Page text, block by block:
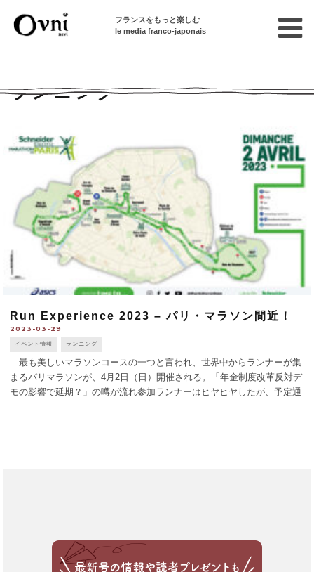
フランスをもっと楽しむ
le media franco-japonais
ランニング
Run Experience 2023 – パリ・マラソン間近！
2023-03-29
イベント情報 ランニング
最も美しいマラソンコースの一つと言われ、世界中からランナーが集
まるパリマラソンが、4月2日（日）開催される。「年金制度改革反対デ
モの影響で延期？」の噂が流れ参加ランナーはヒヤヒヤしたが、予定通